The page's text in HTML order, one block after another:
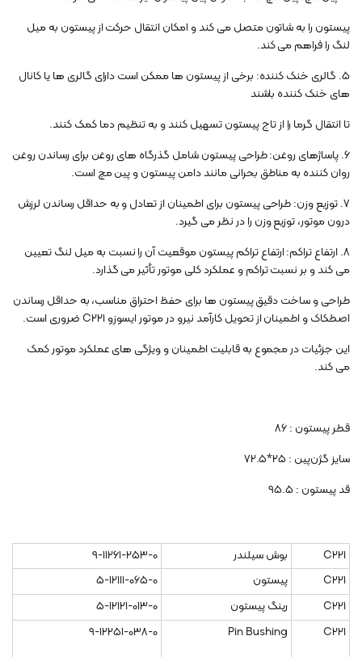
پیستون را به شاتون متصل می کند و امکان انتقال حرکت از پیستون به میل
لنگ را فراهم می کند.
5. گالری خنک کننده: برخی از پیستون ها ممکن است دارای گالری ها یا کانال
های خنک کننده باشند
تا انتقال گرما را از تاج پیستون تسهیل کنند و به تنظیم دما کمک کنند.
6. پاساژهای روغن: طراحی پیستون شامل گذرگاه های روغن برای رساندن روغن
روان کننده به مناطق بحرانی مانند دامن پیستون و پین مچ است.
7. توزیع وزن: طراحی پیستون برای اطمینان از تعادل و به حداقل رساندن لرزش
درون موتور، توزیع وزن را در نظر می گیرد.
8. ارتفاع تراکم: ارتفاع تراکم پیستون موقعیت آن را نسبت به میل لنگ تعیین
می کند و بر نسبت تراکم و عملکرد کلی موتور تأثیر می گذارد.
طراحی و ساخت دقیق پیستون ها برای حفظ احتراق مناسب، به حداقل رساندن
اصطکاک و اطمینان از تحویل کارآمد نیرو در موتور ایسوزو C221 ضروری است.
این جزئیات در مجموع به قابلیت اطمینان و ویژگی های عملکرد موتور کمک
می کند.
قطر پیستون : 86
سایز گژن‌پین : 25*72.5
قد پیستون : 95.5
C221 بوش سیلندر
9-11261-253-0
C221
پیستون
5-12111-065-0
C221
رینگ پیستون
5-12121-013-0
C221
Pin Bushing
9-12251-038-0